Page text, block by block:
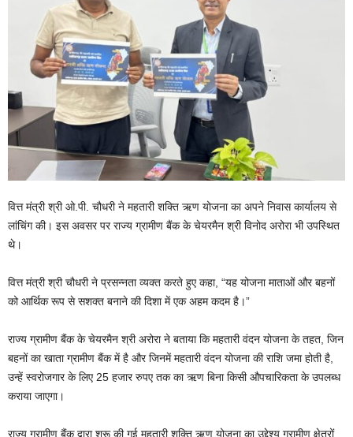
वित्त मंत्री श्री ओ.पी. चौधरी ने महतारी शक्ति ऋण योजना का अपने निवास कार्यालय से
लांचिंग की। इस अवसर पर राज्य ग्रामीण बैंक के चेयरमैन श्री विनोद अरोरा भी उपस्थित
थे।
वित्त मंत्री श्री चौधरी ने प्रसन्नता व्यक्त करते हुए कहा, “यह योजना माताओं और बहनों
को आर्थिक रूप से सशक्त बनाने की दिशा में एक अहम कदम है।”
राज्य ग्रामीण बैंक के चेयरमैन श्री अरोरा ने बताया कि महतारी वंदन योजना के तहत, जिन
बहनों का खाता ग्रामीण बैंक में है और जिनमें महतारी वंदन योजना की राशि जमा होती है,
उन्हें स्वरोजगार के लिए 25 हजार रुपए तक का ऋण बिना किसी औपचारिकता के उपलब्ध
कराया जाएगा।
राज्य ग्रामीण बैंक द्वारा शुरू की गई महतारी शक्ति ऋण योजना का उद्देश्य ग्रामीण क्षेत्रों